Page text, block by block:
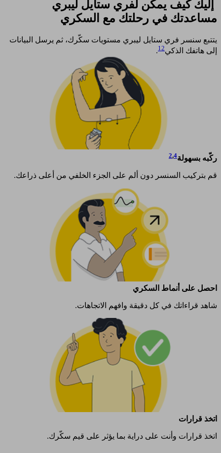
إليك كيف يمكن لفري ستايل ليبري
مساعدتك في رحلتك مع السكري​
يتتبع سنسر فري ستايل ليبري مستويات سكّرك، ثم يرسل البيانات
إلى هاتفك الذكي12
.​
ركّبه بسهولة 2,4
قم بتركيب السنسر دون ألم على الجزء الخلفي من أعلى ذراعك.
احصل على أنماط السكري​
شاهد قراءاتك في كل دقيقة وافهم الاتجاهات.
اتخذ قرارات
اتخذ قرارات وأنت على دراية بما يؤثر على قيم سكّرك.